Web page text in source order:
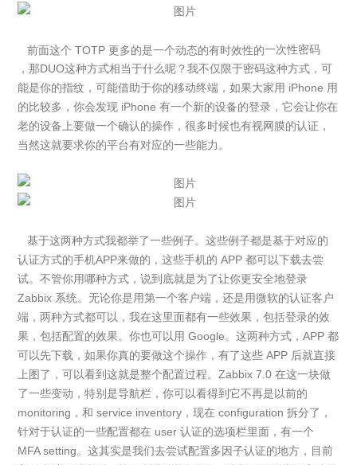
前面这个 TOTP 更多的是一个动态的有时效性的一次性密码
，那DUO这种方式相当于什么呢？我不仅限于密码这种方式，可
能是你的指纹，可能借助于你的移动终端，如果大家用 iPhone 用
的比较多，你会发现 iPhone 有一个新的设备的登录，它会让你在
老的设备上要做一个确认的操作，很多时候也有视网膜的认证，
当然这就要求你的平台有对应的一些能力。
基于这两种方式我都举了一些例子。这些例子都是基于对应的
认证方式的手机APP来做的，这些手机的 APP 都可以下载去尝
试。不管你用哪种方式，说到底就是为了让你更安全地登录
Zabbix 系统。无论你是用第一个客户端，还是用微软的认证客户
端，两种方式都可以，我在这里面都有一些效果，包括登录的效
果，包括配置的效果。你也可以用 Google。这两种方式，APP 都
可以先下载，如果你真的要做这个操作，有了这些 APP 后就直接
上图了，可以看到这就是整个配置过程。Zabbix 7.0 在这一块做
了一些变动，特别是导航栏，你可以看得到它不再是以前的
monitoring，和 service inventory，现在 configuration 拆分了，
针对于认证的一些配置都在 user 认证的选项栏里面，有一个
MFA setting。这其实是我们去尝试配置多因子认证的地方，目前